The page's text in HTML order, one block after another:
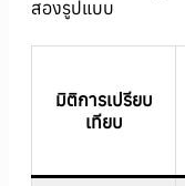
สองรูปแบบ
มิติการเปรียบ
เทียบ